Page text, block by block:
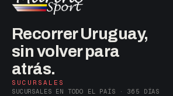
Recorrer Uruguay,
sin volver para
atrás.
SUCURSALES
SUCURSALES EN TODO EL PAÍS · 365 DÍAS